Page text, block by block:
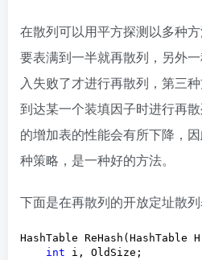
在散列可以用平方探测以多种
要表满到一半就再散列，另外
入失败了才进行再散列，第三
到达某一个装填因子时进行再
的增加表的性能会有所下降，
种策略，是一种好的方法。
下面是在再散列的开放定址散列
HashTable ReHash(HashTable
int i, OldSize;